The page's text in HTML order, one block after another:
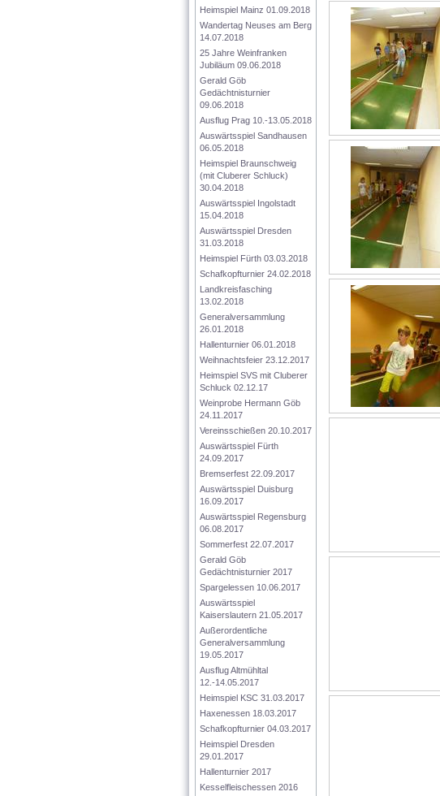
Heimspiel Mainz 01.09.2018
Wandertag Neuses am Berg
14.07.2018
25 Jahre Weinfranken
Jubiläum 09.06.2018
Gerald Göb
Gedächtnisturnier
09.06.2018
Ausflug Prag 10.-13.05.2018
Auswärtsspiel Sandhausen
06.05.2018
Heimspiel Braunschweig
(mit Cluberer Schluck)
30.04.2018
Auswärtsspiel Ingolstadt
15.04.2018
Auswärtsspiel Dresden
31.03.2018
Heimspiel Fürth 03.03.2018
Schafkopfturnier 24.02.2018
Landkreisfasching
13.02.2018
Generalversammlung
26.01.2018
Hallenturnier 06.01.2018
Weihnachtsfeier 23.12.2017
Heimspiel SVS mit Cluberer
Schluck 02.12.17
Weinprobe Hermann Göb
24.11.2017
Vereinsschießen 20.10.2017
Auswärtsspiel Fürth
24.09.2017
Bremserfest 22.09.2017
Auswärtsspiel Duisburg
16.09.2017
Auswärtsspiel Regensburg
06.08.2017
Sommerfest 22.07.2017
Gerald Göb
Gedächtnisturnier 2017
Spargelessen 10.06.2017
Auswärtsspiel
Kaiserslautern 21.05.2017
Außerordentliche
Generalversammlung
19.05.2017
Ausflug Altmühltal
12.-14.05.2017
Heimspiel KSC 31.03.2017
Haxenessen 18.03.2017
Schafkopfturnier 04.03.2017
Heimspiel Dresden
29.01.2017
Hallenturnier 2017
Kesselfleischessen 2016